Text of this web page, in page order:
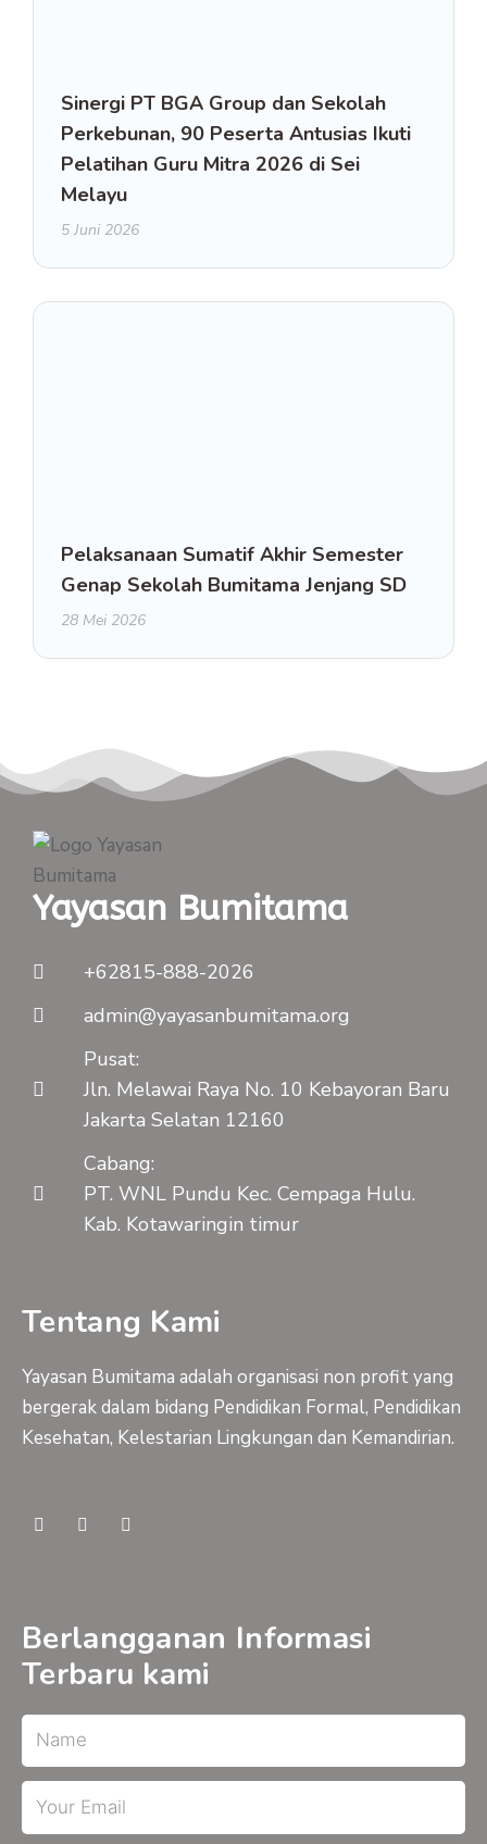
Sinergi PT BGA Group dan Sekolah
Perkebunan, 90 Peserta Antusias Ikuti
Pelatihan Guru Mitra 2026 di Sei
Melayu
5 Juni 2026
Pelaksanaan Sumatif Akhir Semester
Genap Sekolah Bumitama Jenjang SD
28 Mei 2026
Yayasan Bumitama
+62815-888-2026
admin@yayasanbumitama.org
Pusat:
Jln. Melawai Raya No. 10 Kebayoran Baru
Jakarta Selatan 12160
Cabang:
PT. WNL Pundu Kec. Cempaga Hulu.
Kab. Kotawaringin timur
Tentang Kami
Yayasan Bumitama adalah organisasi non profit yang
bergerak dalam bidang Pendidikan Formal, Pendidikan
Kesehatan, Kelestarian Lingkungan dan Kemandirian.
F
a
k
-
f
Y
o
I
n
a
m
Berlangganan Informasi
Terbaru kami
Name
Email